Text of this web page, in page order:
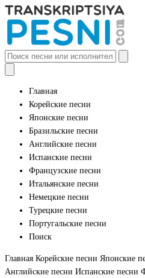
Главная
Корейские песни
Японские песни
Бразильские песни
Английские песни
Испанские песни
Французские песни
Итальянские песни
Немецкие песни
Турецкие песни
Португальские песни
Поиск
Главная Корейские песни Японские
Английские песни Испанские песни